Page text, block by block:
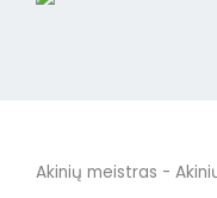
Akinių meistras -